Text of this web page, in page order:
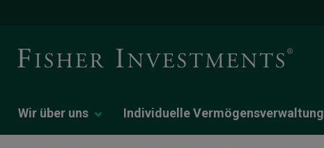
Wir über uns Individuelle Vermögensverwaltung